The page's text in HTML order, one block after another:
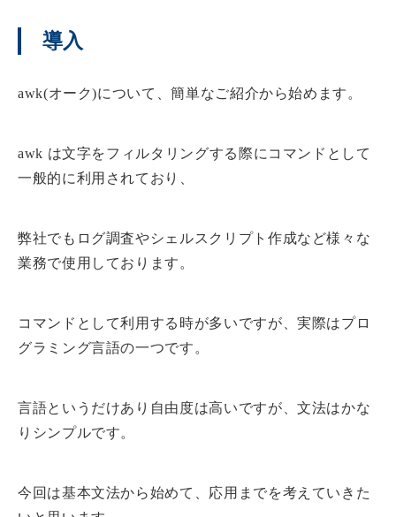
導入
awk(オーク)について、簡単なご紹介から始めます。
awk は文字をフィルタリングする際にコマンドとして
一般的に利用されており、
弊社でもログ調査やシェルスクリプト作成など様々な
業務で使用しております。
コマンドとして利用する時が多いですが、実際はプロ
グラミング言語の一つです。
言語というだけあり自由度は高いですが、文法はかな
りシンプルです。
今回は基本文法から始めて、応用までを考えていきた